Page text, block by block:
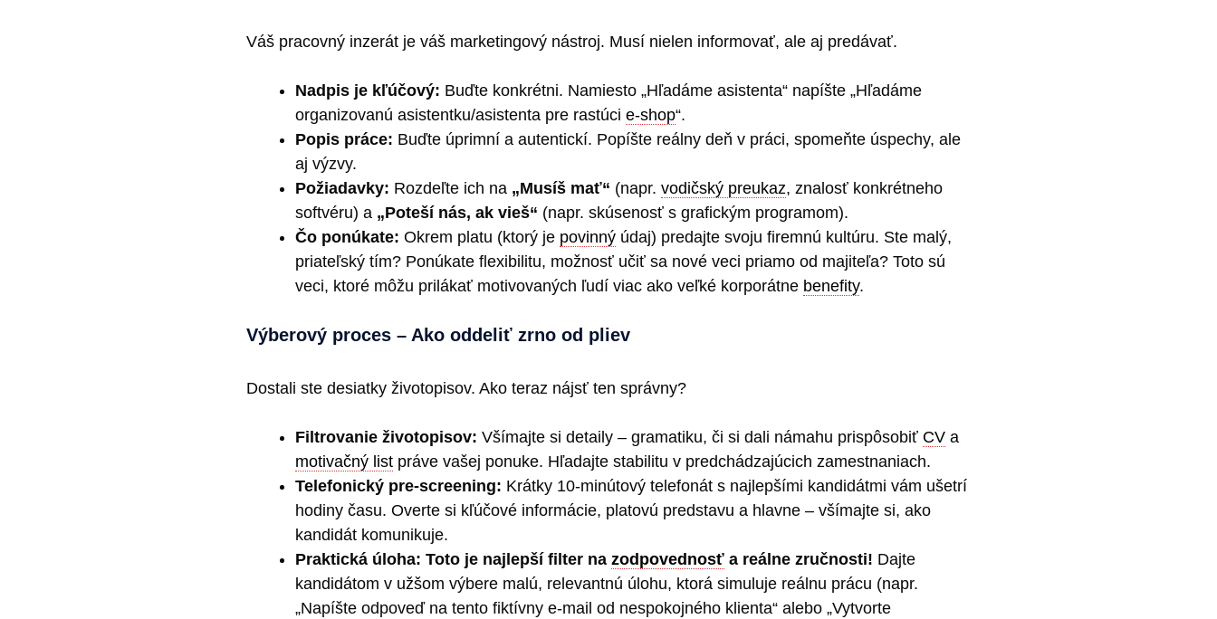
Váš pracovný inzerát je váš marketingový nástroj. Musí nielen informovať, ale aj predávať.
Nadpis je kľúčový: Buďte konkrétni. Namiesto „Hľadáme asistenta“ napíšte „Hľadáme
organizovanú asistentku/asistenta pre rastúci e-shop“.
Popis práce: Buďte úprimní a autentickí. Popíšte reálny deň v práci, spomeňte úspechy, ale
aj výzvy.
Požiadavky: Rozdeľte ich na „Musíš mať“ (napr. vodičský preukaz, znalosť konkrétneho
softvéru) a „Poteší nás, ak vieš“ (napr. skúsenosť s grafickým programom).
Čo ponúkate: Okrem platu (ktorý je povinný údaj) predajte svoju firemnú kultúru. Ste malý,
priateľský tím? Ponúkate flexibilitu, možnosť učiť sa nové veci priamo od majiteľa? Toto sú
veci, ktoré môžu prilákať motivovaných ľudí viac ako veľké korporátne benefity.
Výberový proces – Ako oddeliť zrno od pliev
Dostali ste desiatky životopisov. Ako teraz nájsť ten správny?
Filtrovanie životopisov: Všímajte si detaily – gramatiku, či si dali námahu prispôsobiť CV a
motivačný list práve vašej ponuke. Hľadajte stabilitu v predchádzajúcich zamestnaniach.
Telefonický pre-screening: Krátky 10-minútový telefonát s najlepšími kandidátmi vám ušetrí
hodiny času. Overte si kľúčové informácie, platovú predstavu a hlavne – všímajte si, ako
kandidát komunikuje.
Praktická úloha: Toto je najlepší filter na zodpovednosť a reálne zručnosti! Dajte
kandidátom v užšom výbere malú, relevantnú úlohu, ktorá simuluje reálnu prácu (napr.
„Napíšte odpoveď na tento fiktívny e-mail od nespokojného klienta“ alebo „Vytvorte